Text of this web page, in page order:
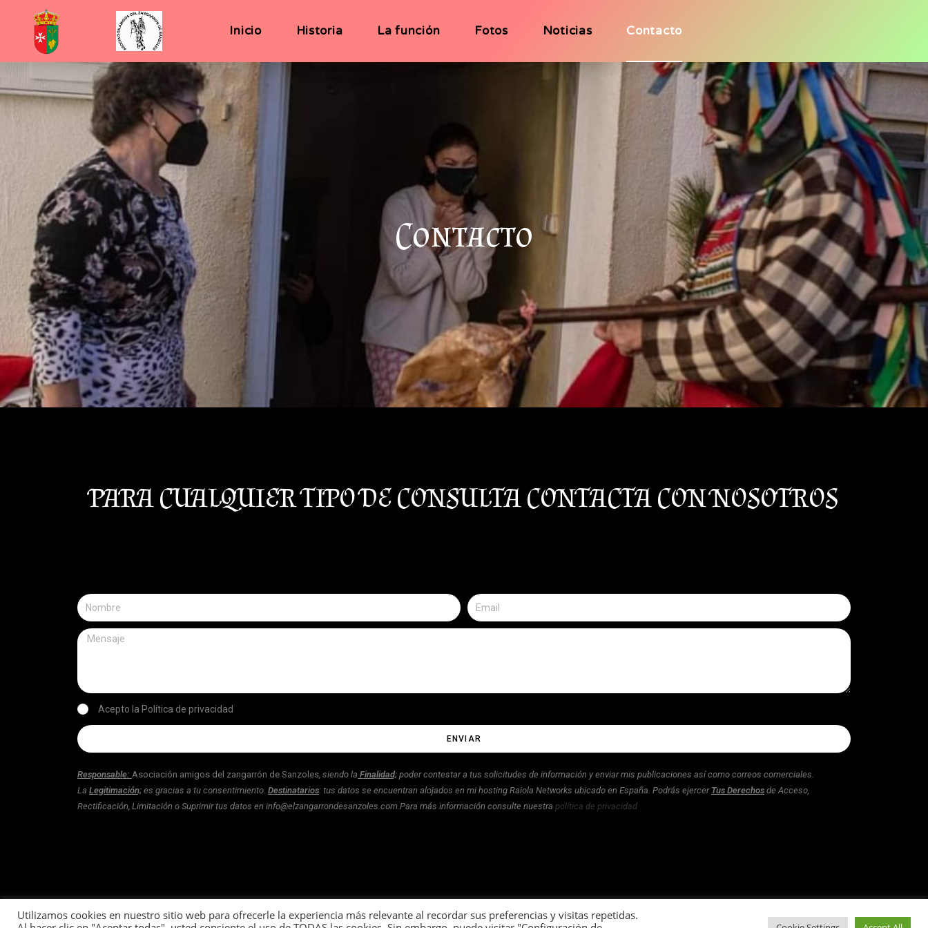
Inicio Historia La función Fotos Noticias Contacto
Contacto
PARA CUALQUIER TIPO DE CONSULTA CONTACTA CON NOSOTROS
Acepto la Política de privacidad
ENVIAR
Responsable: Asociación amigos del zangarrón de Sanzoles, siendo la Finalidad; poder contestar a tus solicitudes de información y enviar mis publicaciones así como correos comerciales.
La Legitimación; es gracias a tu consentimiento. Destinatarios: tus datos se encuentran alojados en mi hosting Raiola Networks ubicado en España. Podrás ejercer Tus Derechos de Acceso,
Rectificación, Limitación o Suprimir tus datos en info@elzangarrondesanzoles.com.Para más información consulte nuestra política de privacidad
Utilizamos cookies en nuestro sitio web para ofrecerle la experiencia más relevante al recordar sus preferencias y visitas repetidas.